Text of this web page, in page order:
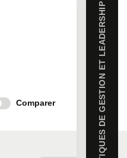
Comparer PRATIQUES DE GESTION ET LEADERSHIP